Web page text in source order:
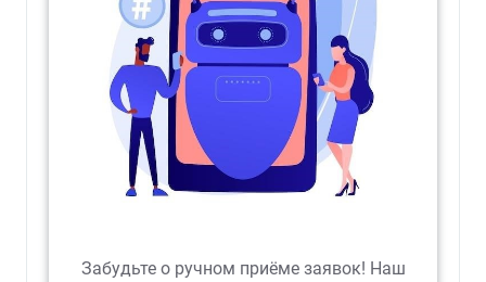
Забудьте о ручном приёме заявок! Наш